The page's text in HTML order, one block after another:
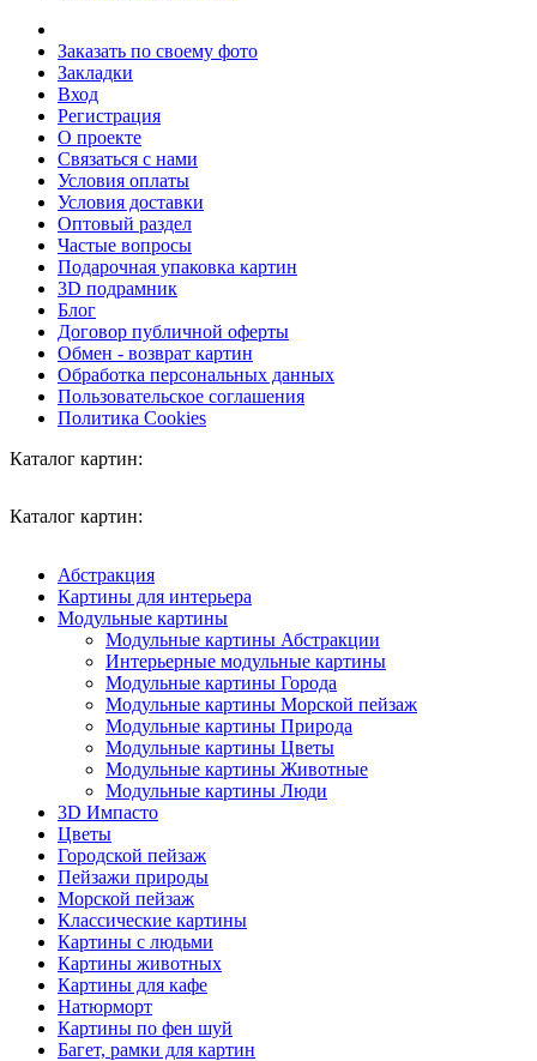
Заказать по своему фото
Закладки
Вход
Регистрация
О проекте
Связаться с нами
Условия оплаты
Условия доставки
Оптовый раздел
Частые вопросы
Подарочная упаковка картин
3D подрамник
Блог
Договор публичной оферты
Обмен - возврат картин
Обработка персональных данных
Пользовательское соглашения
Политика Cookies
Каталог картин:
Каталог картин:
Абстракция
Картины для интерьера
Модульные картины
Модульные картины Абстракции
Интерьерные модульные картины
Модульные картины Города
Модульные картины Морской пейзаж
Модульные картины Природа
Модульные картины Цветы
Модульные картины Животные
Модульные картины Люди
3D Импасто
Цветы
Городской пейзаж
Пейзажи природы
Морской пейзаж
Классические картины
Картины с людьми
Картины животных
Картины для кафе
Натюрморт
Картины по фен шуй
Багет, рамки для картин